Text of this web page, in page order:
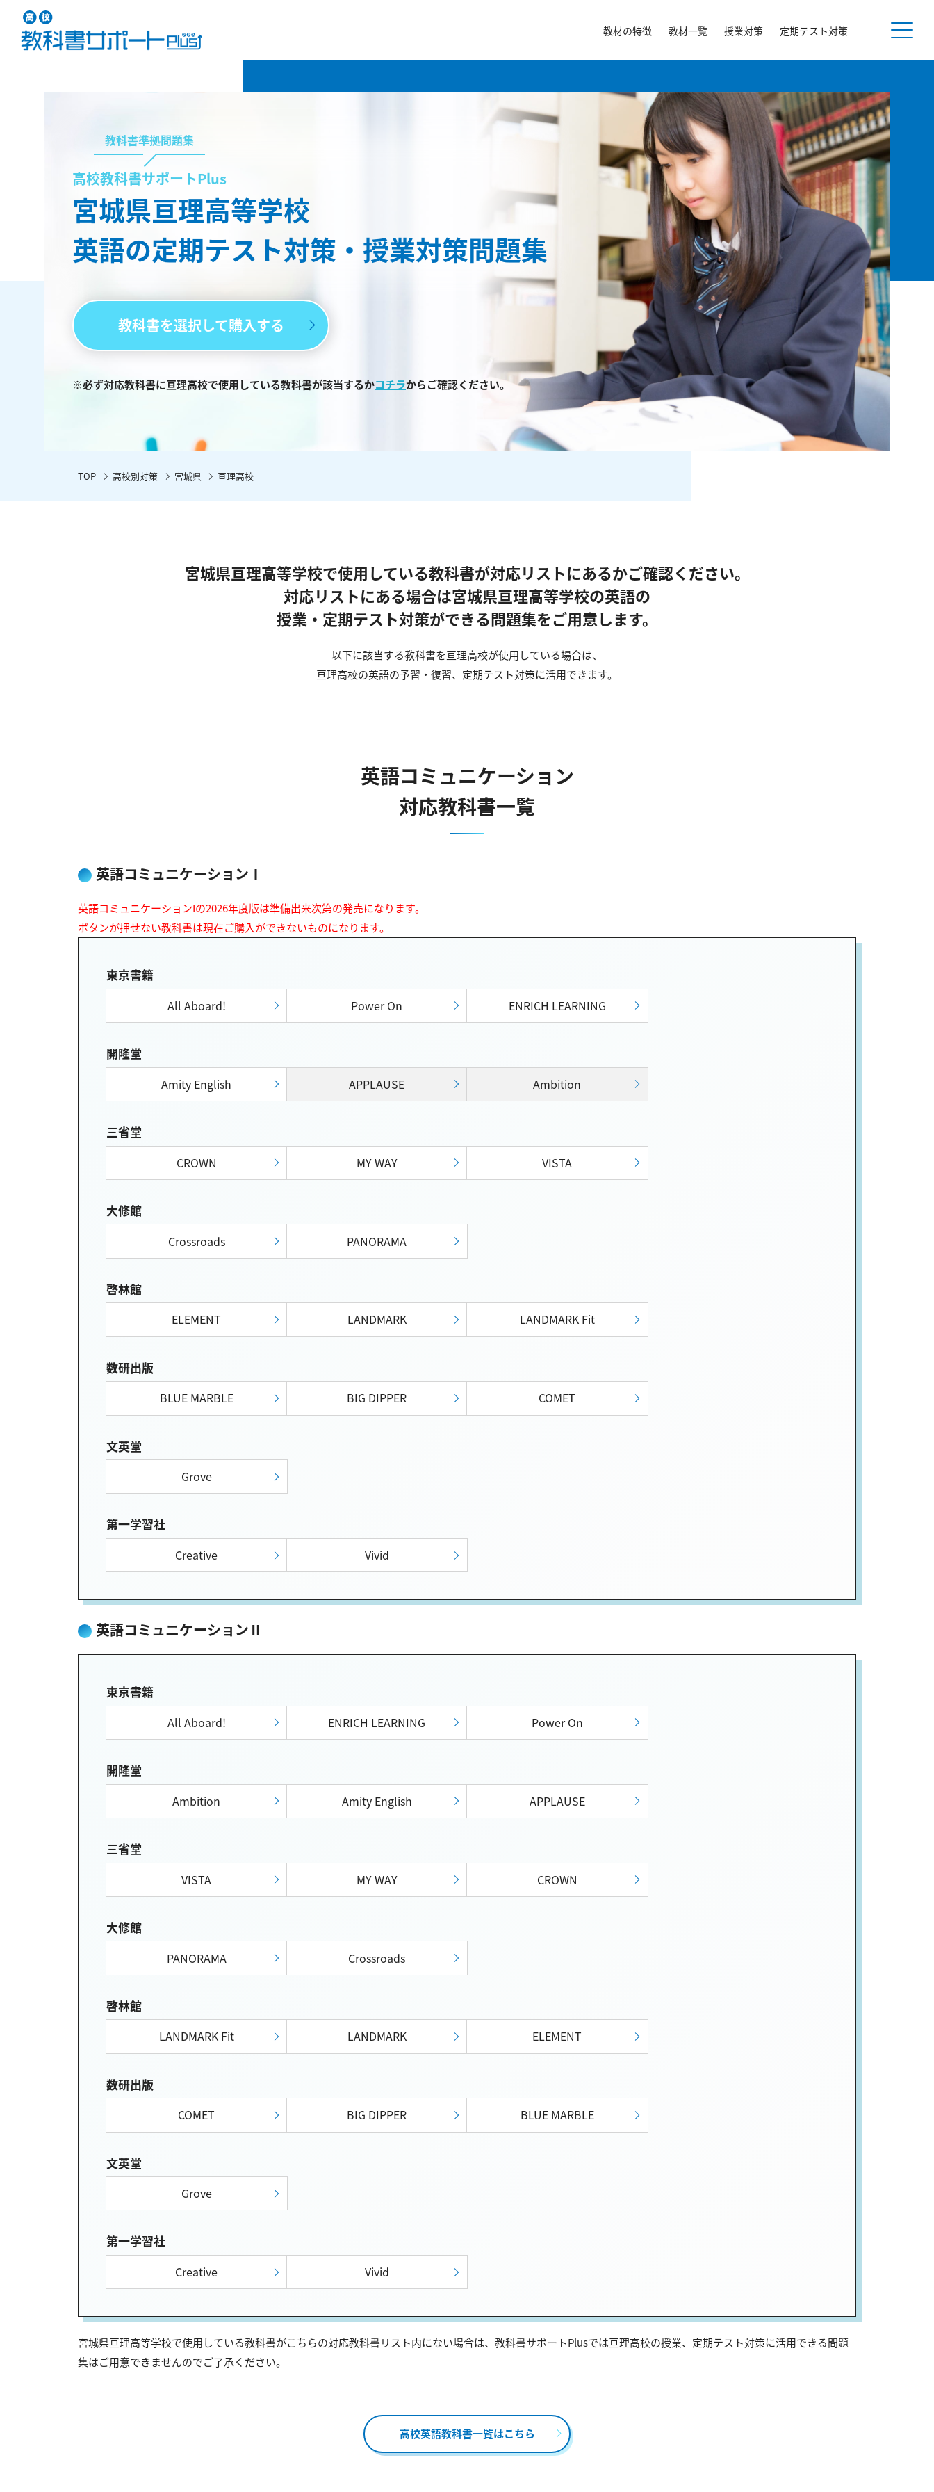
教材の特徴 教材一覧 授業対策 定期テスト対策
教科書準拠問題集
高校教科書サポートPlus
宮城県亘理高等学校
英語の定期テスト対策・授業対策問題集
教科書を選択して購入する
※必ず対応教科書に亘理高校で使用している教科書が該当するかコチラからご確認ください。
TOP 高校別対策 宮城県 亘理高校
宮城県亘理高等学校で使用している教科書が対応リストにあるかご確認ください。
対応リストにある場合は宮城県亘理高等学校の英語の
授業・定期テスト対策ができる問題集をご用意します。
以下に該当する教科書を亘理高校が使用している場合は、
亘理高校の英語の予習・復習、定期テスト対策に活用できます。
英語コミュニケーション
対応教科書一覧
英語コミュニケーションⅠ
英語コミュニケーションIの2026年度版は準備出来次第の発売になります。
ボタンが押せない教科書は現在ご購入ができないものになります。
東京書籍
All Aboard! Power On ENRICH LEARNING
開隆堂
Amity English APPLAUSE Ambition
三省堂
CROWN MY WAY VISTA
大修館
Crossroads PANORAMA
啓林館
ELEMENT LANDMARK LANDMARK Fit
数研出版
BLUE MARBLE BIG DIPPER COMET
文英堂
Grove
第一学習社
Creative Vivid
英語コミュニケーションⅡ
東京書籍
All Aboard! ENRICH LEARNING Power On
開隆堂
Ambition Amity English APPLAUSE
三省堂
VISTA MY WAY CROWN
大修館
PANORAMA Crossroads
啓林館
LANDMARK Fit LANDMARK ELEMENT
数研出版
COMET BIG DIPPER BLUE MARBLE
文英堂
Grove
第一学習社
Creative Vivid
宮城県亘理高等学校で使用している教科書がこちらの対応教科書リスト内にない場合は、教科書サポートPlusでは亘理高校の授業、定期テスト対策に活用できる問題
集はご用意できませんのでご了承ください。
高校英語教科書一覧はこちら